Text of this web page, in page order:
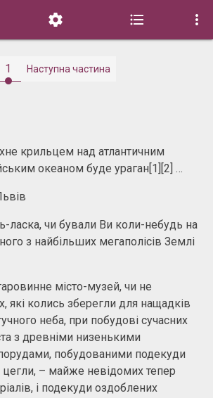
  
1 Наступна частина
крильцем над атлантичним
океаном буде ураган[1][2] …
ласка, чи бували Ви коли-небудь на
з найбільших мегаполісів Землі
місто-музей, чи не
які колись зберегли для нащадків
неба, при побудові сучасних
з древніми низенькими
побудованими подекуди
цегли, – майже невідомих тепер
і подекуди оздоблених